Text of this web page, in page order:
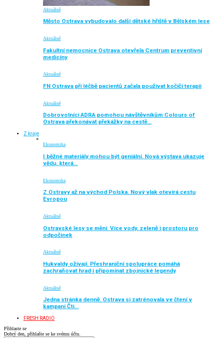
Aktuálně
Město Ostrava vybudovalo další dětské hřiště v Bělském lese
Aktuálně
Fakultní nemocnice Ostrava otevřela Centrum preventivní
medicíny
Aktuálně
FN Ostrava při léčbě pacientů začala používat kočičí terapii
Aktuálně
Dobrovolníci ADRA pomohou návštěvníkům Colours of
Ostrava překonávat překážky na cestě…
Z kraje
Ekonomika
I běžné materiály mohou být geniální. Nová výstava ukazuje
vědu, která…
Ekonomika
Z Ostravy až na východ Polska. Nový vlak otevírá cestu
Evropou
Aktuálně
Ostravské lesy se mění. Více vody, zeleně i prostoru pro
odpočinek
Aktuálně
Hukvaldy ožívají. Přeshraniční spolupráce pomáhá
zachraňovat hrad i připomínat zbojnické legendy
Aktuálně
Jedna stránka denně. Ostrava si zatrénovala ve čtení v
kampani Čti…
FRESH RADIO
Přihlaste se
Dobrý den, přihlašte se ke svému účtu.